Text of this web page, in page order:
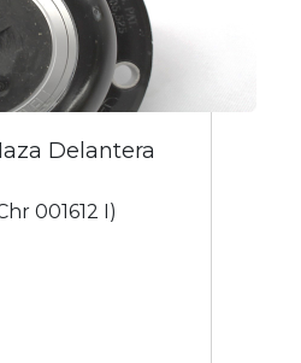
Delantera
001612 I)